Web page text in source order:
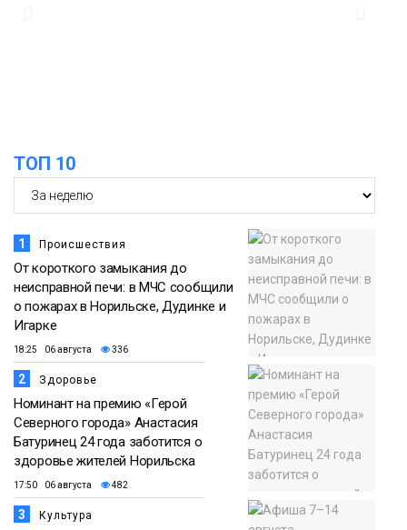
ТОП 10
1 Происшествия
От короткого замыкания до
неисправной печи: в МЧС сообщили
о пожарах в Норильске, Дудинке и
Игарке
18:25 06 августа 336
2 Здоровье
Номинант на премию «Герой
Северного города» Анастасия
Батуринец 24 года заботится о
здоровье жителей Норильска
17:50 06 августа 482
3 Культура